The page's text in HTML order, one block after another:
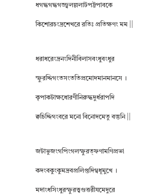
ধগদ্ধগদ্ধগজ্জ্বলল্ললাটপট্টপাবকে
কিশোরচংদ্রশেখরে রতিঃ প্রতিক্ষণং মম ||
ধরাধরেংদ্রনংদিনীবিলাসবংধুবংধুর
স্ফুরদ্দিগংতসংততিপ্রমোদমানমানসে ।
কৃপাকটাক্ষধোরণীনিরুদ্ধদুর্ধরাপদি
ক্বচিদ্দিগংবরে মনো বিনোদমেতু বস্তুনি ||
জটাভুজংগপিংগলস্ফুরত্ফণামণিপ্রভা
কদংবকুংকুমদ্রবপ্রলিপ্তদিগ্বধূমুখে ।
মদাংধসিংধুরস্ফুরত্ত্বগুত্তরীযমেদুরে